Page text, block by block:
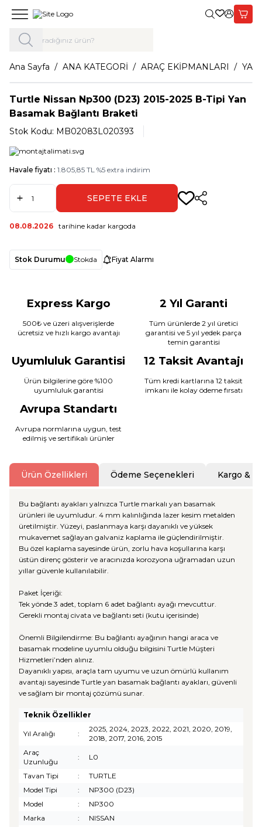
Giriş Yap,
Ana Sayfa ANA KATEGORİ ARAÇ EKİPMANLARI
Turtle Nissan Np300 (D23) 2015-2025 B-Tipi Yan
Basamak Bağlantı Braketi
Stok Kodu: MB02083L020393
Havale fiyatı : 1.805,85 TL %5 extra indirim
SEPETE EKLE Paylaş
08.08.2026 tarihine kadar kargoda
Stok Durumu Stokda Fiyat Alarmı
Express Kargo
500₺ ve üzeri alışverişlerde
ücretsiz ve hızlı kargo avantajı
2 Yıl Garanti
Tüm ürünlerde 2 yıl üretici
garantisi ve 5 yıl yedek parça
temin garantisi
Uyumluluk Garantisi
Ürün bilgilerine göre %100
uyumluluk garantisi
12 Taksit Avantajı
Tüm kredi kartlarına 12 taksit
imkanı ile kolay ödeme fırsatı
Avrupa Standartı
Avrupa normlarına uygun, test
edilmiş ve sertifikalı ürünler
Ürün Özellikleri Ödeme Seçenekleri Kargo &
Bu bağlantı ayakları yalnızca Turtle markalı yan basamak
ürünleri ile uyumludur. 4 mm kalınlığında lazer kesim metalden
üretilmiştir. Yüzeyi, paslanmaya karşı dayanıklı ve yüksek
mukavemet sağlayan galvaniz kaplama ile güçlendirilmiştir.
Bu özel kaplama sayesinde ürün, zorlu hava koşullarına karşı
üstün direnç gösterir ve aracınızda korozyona uğramadan uzun
yıllar güvenle kullanılabilir.
Paket İçeriği:
Tek yönde 3 adet, toplam 6 adet bağlantı ayağı mevcuttur.
Gerekli montaj civata ve bağlantı seti (kutu içerisinde)
Önemli Bilgilendirme: Bu bağlantı ayağının hangi araca ve
basamak modeline uyumlu olduğu bilgisini Turtle Müşteri
Hizmetleri’nden alınız.
Dayanıklı yapısı, araçla tam uyumu ve uzun ömürlü kullanım
avantajı sayesinde Turtle yan basamak bağlantı ayakları, güvenli
ve sağlam bir montaj çözümü sunar.
Teknik Özellikler
Yıl Aralığı :
2025, 2024, 2023, 2022, 2021, 2020, 2019,
2018, 2017, 2016, 2015
Araç
Uzunluğu
: L0
Tavan Tipi :
TURTLE
Model Tipi
:
NP300 (D23)
Model
:
NP300
Marka
:
NISSAN